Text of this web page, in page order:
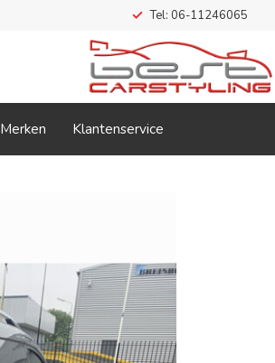
Tel: 06-11246065
Merken Klantenservice